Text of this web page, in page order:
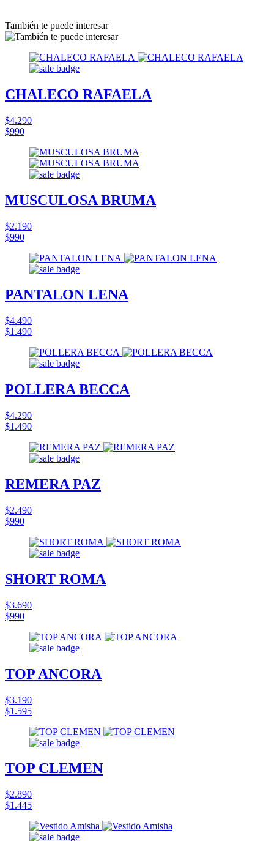
También te puede interesar
CHALECO RAFAELA
$4.290
$990
MUSCULOSA BRUMA
$2.190
$990
PANTALON LENA
$4.490
$1.490
POLLERA BECCA
$4.290
$1.490
REMERA PAZ
$2.490
$990
SHORT ROMA
$3.690
$990
TOP ANCORA
$3.190
$1.595
TOP CLEMEN
$2.890
$1.445